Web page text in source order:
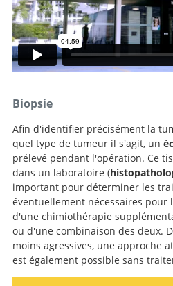
Biopsie
Afin d'identifier précisément la
quel type de tumeur il s'agit, un
prélevé pendant l'opération. Ce
dans un laboratoire (
important pour déterminer les
éventuellement nécessaires
d'une chimiothérapie
ou d'une combinaison des deux.
moins agressives, une approche
est également possible sans